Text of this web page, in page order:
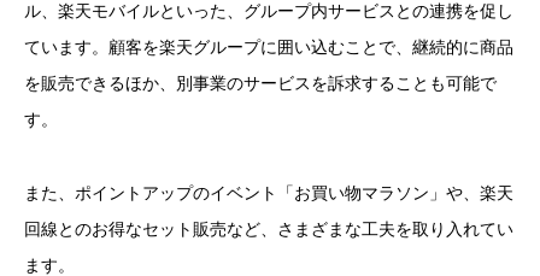
ル、楽天モバイルといった、グループ内サービスとの連携を促し
ています。顧客を楽天グループに囲い込むことで、継続的に商品
を販売できるほか、別事業のサービスを訴求することも可能で
す。
また、ポイントアップのイベント「お買い物マラソン」や、楽天
回線とのお得なセット販売など、さまざまな工夫を取り入れてい
ます。